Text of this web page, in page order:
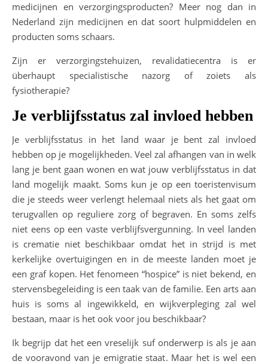
medicijnen en verzorgingsproducten? Meer nog dan in
Nederland zijn medicijnen en dat soort hulpmiddelen en
producten soms schaars.
Zijn er verzorgingstehuizen, revalidatiecentra is er
überhaupt specialistische nazorg of zoiets als
fysiotherapie?
Je verblijfsstatus zal invloed hebben
Je verblijfsstatus in het land waar je bent zal invloed
hebben op je mogelijkheden. Veel zal afhangen van in welk
lang je bent gaan wonen en wat jouw verblijfsstatus in dat
land mogelijk maakt. Soms kun je op een toeristenvisum
die je steeds weer verlengt helemaal niets als het gaat om
terugvallen op reguliere zorg of begraven. En soms zelfs
niet eens op een vaste verblijfsvergunning. In veel landen
is crematie niet beschikbaar omdat het in strijd is met
kerkelijke overtuigingen en in de meeste landen moet je
een graf kopen. Het fenomeen “hospice” is niet bekend, en
stervensbegeleiding is een taak van de familie. Een arts aan
huis is soms al ingewikkeld, en wijkverpleging zal wel
bestaan, maar is het ook voor jou beschikbaar?
Ik begrijp dat het een vreselijk suf onderwerp is als je aan
de vooravond van je emigratie staat. Maar het is wel een